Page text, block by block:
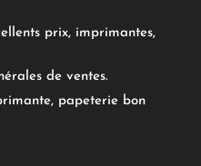
prix, imprimantes,
de ventes.
papeterie bon